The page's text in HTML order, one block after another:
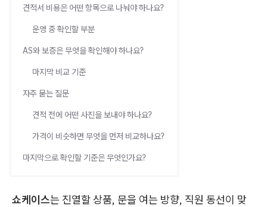
견적서 비용은 어떤 항목으로 나눠야 하나요?
운영 중 확인할 부분
AS와 보증은 무엇을 확인해야 하나요?
마지막 비교 기준
자주 묻는 질문
견적 전에 어떤 사진을 보내야 하나요?
가격이 비슷하면 무엇을 먼저 비교하나요?
마지막으로 확인할 기준은 무엇인가요?
쇼케이스는 진열할 상품, 문을 여는 방향, 직원 동선이 맞